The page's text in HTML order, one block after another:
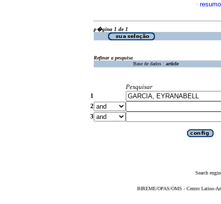
·
p�gina 1 de 1
Refinar a pesquisa
Base de dados : article
Pesquisar
1
2
3
Search
BIREME/OPAS/OMS - Centro Latino-